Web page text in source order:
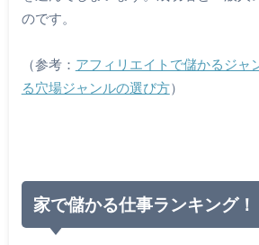
のです。
（参考： アフィリエイトで儲かるジャ
る穴場ジャンルの選び方）
家で儲かる仕事ランキング！